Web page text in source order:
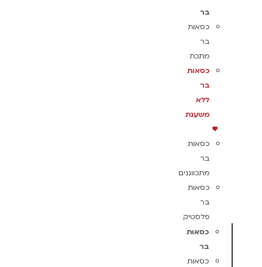
בר
כסאות
בר
מתכת
כסאות
בר
ללא
משענת
כסאות
בר
מתכווננים
כסאות
בר
פלסטיק
כסאות
בר
כסאות